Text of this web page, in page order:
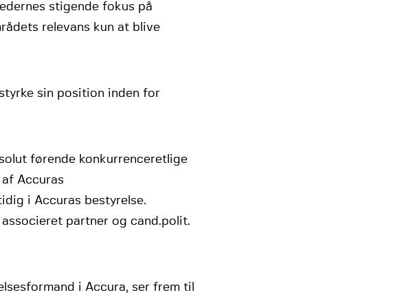
stigende fokus på
relevans kun at blive
sin position inden for
førende konkurrenceretlige
Accuras
i Accuras bestyrelse.
partner og cand.polit.
i Accura, ser frem til